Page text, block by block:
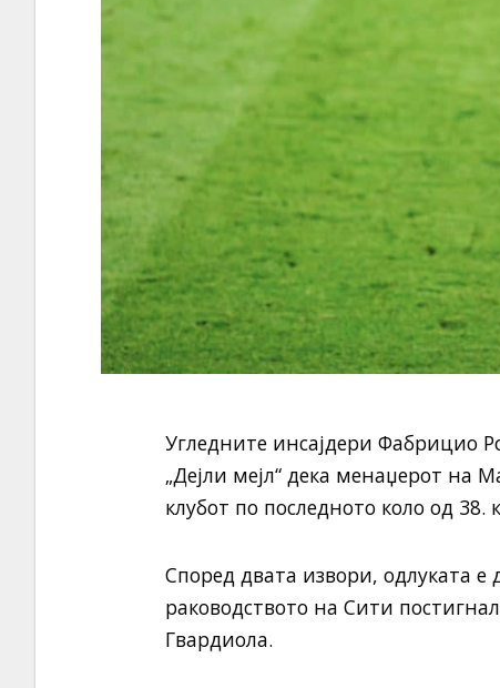
Угледните инсајдери Фабрицио
„Дејли мејл“ дека менаџерот на
клубот по последното коло од
Според двата извори, одлуката е
раководството на Сити
Гвардиола.